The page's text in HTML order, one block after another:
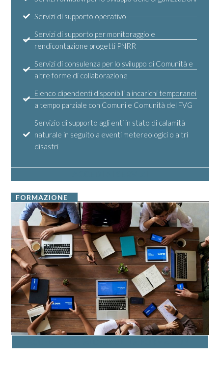
Servizi di supporto operativo
Servizi di supporto per monitoraggio e
rendicontazione progetti PNRR
Servizi di consulenza per lo sviluppo di Comunità e
altre forme di collaborazione
Elenco dipendenti disponibili a incarichi temporanei
a tempo parziale con Comuni e Comunità del FVG
Servizio di supporto agli enti in stato di calamità
naturale in seguito a eventi metereologici o altri
disastri
FORMAZIONE